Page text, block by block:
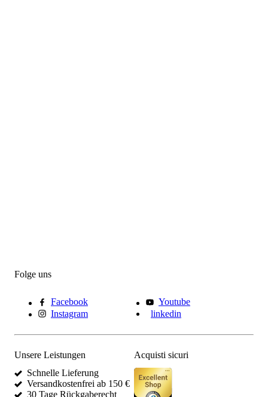
Folge uns
Facebook
Youtube
Instagram
linkedin
Unsere Leistungen
Schnelle Lieferung
Versandkostenfrei ab 150 €
30 Tage Rückgaberecht
Acquisti sicuri